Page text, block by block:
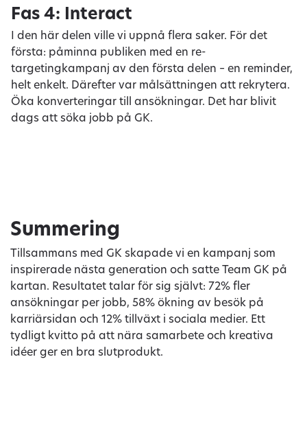
Fas 4: Interact
I den här delen ville vi uppnå flera saker. För det
första: påminna publiken med en re-
targetingkampanj av den första delen – en reminder,
helt enkelt. Därefter var målsättningen att rekrytera.
Öka konverteringar till ansökningar. Det har blivit
dags att söka jobb på GK.
Summering
Tillsammans med GK skapade vi en kampanj som
inspirerade nästa generation och satte Team GK på
kartan. Resultatet talar för sig självt: 72% fler
ansökningar per jobb, 58% ökning av besök på
karriärsidan och 12% tillväxt i sociala medier. Ett
tydligt kvitto på att nära samarbete och kreativa
idéer ger en bra slutprodukt.